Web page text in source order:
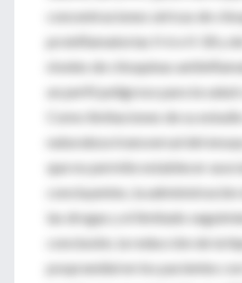
concentraciones séricas de
proinflamatorias Il-6 e Il-18 y
niveles de citoquinas
un perfil peligroso para la salud
Como limitaciones de su
naturaleza transversal del
que no permite establecer
concluyentes, la
las drogas y el limitado
conclusión, la reducción de la
posprandial en los pacientes